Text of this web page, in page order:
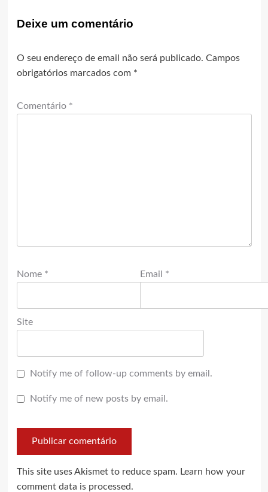
Deixe um comentário
O seu endereço de email não será publicado. Campos
obrigatórios marcados com *
Comentário *
Nome * Email *
Site
Notify me of follow-up comments by email.
Notify me of new posts by email.
This site uses Akismet to reduce spam. Learn how your
comment data is processed.